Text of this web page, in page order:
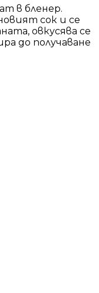
в бленер.
сок и се
овкусява се
до получаване